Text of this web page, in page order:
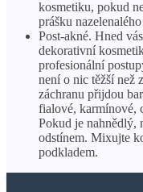
kosmetiku, pokud
prášku
Post-akné. Hned
dekorativní
profesionální
není o nic těžší než
záchranu přijdou
fialové, karmínové,
Pokud je nahnědlý,
odstínem. Mixujte
podkladem.